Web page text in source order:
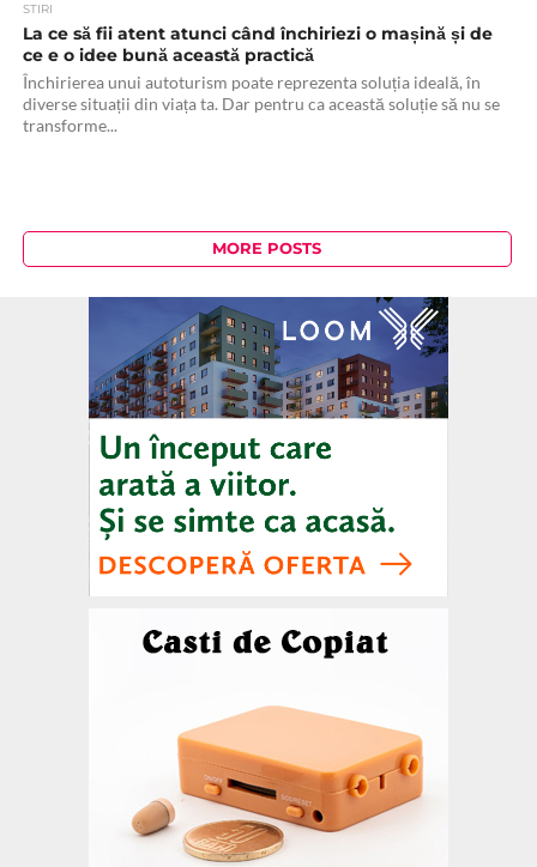
STIRI
La ce să fii atent atunci când închiriezi o mașină și de
ce e o idee bună această practică
Închirierea unui autoturism poate reprezenta soluția ideală, în
diverse situații din viața ta. Dar pentru ca această soluție să nu se
transforme...
MORE POSTS